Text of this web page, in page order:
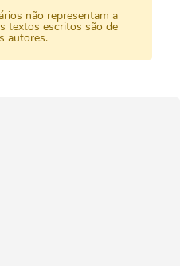
não representam a
textos escritos são de
autores.